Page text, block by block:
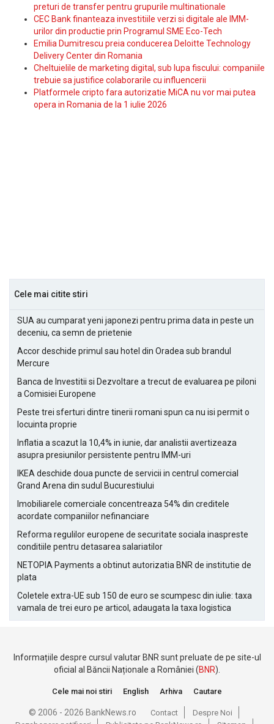
preturi de transfer pentru grupurile multinationale
CEC Bank finanteaza investitiile verzi si digitale ale IMM-
urilor din productie prin Programul SME Eco-Tech
Emilia Dumitrescu preia conducerea Deloitte Technology
Delivery Center din Romania
Cheltuielile de marketing digital, sub lupa fiscului: companiile
trebuie sa justifice colaborarile cu influencerii
Platformele cripto fara autorizatie MiCA nu vor mai putea
opera in Romania de la 1 iulie 2026
Cele mai citite stiri
SUA au cumparat yeni japonezi pentru prima data in peste un
deceniu, ca semn de prietenie
Accor deschide primul sau hotel din Oradea sub brandul
Mercure
Banca de Investitii si Dezvoltare a trecut de evaluarea pe piloni
a Comisiei Europene
Peste trei sferturi dintre tinerii romani spun ca nu isi permit o
locuinta proprie
Inflatia a scazut la 10,4% in iunie, dar analistii avertizeaza
asupra presiunilor persistente pentru IMM-uri
IKEA deschide doua puncte de servicii in centrul comercial
Grand Arena din sudul Bucurestiului
Imobiliarele comerciale concentreaza 54% din creditele
acordate companiilor nefinanciare
Reforma regulilor europene de securitate sociala inaspreste
conditiile pentru detasarea salariatilor
NETOPIA Payments a obtinut autorizatia BNR de institutie de
plata
Coletele extra-UE sub 150 de euro se scumpesc din iulie: taxa
vamala de trei euro pe articol, adaugata la taxa logistica
Informațiile despre cursul valutar BNR sunt preluate de pe site-ul
oficial al Băncii Naționale a României (BNR).
Cele mai noi stiri English Arhiva Cautare
© 2006 - 2026 BankNews.ro Contact
Despre Noi